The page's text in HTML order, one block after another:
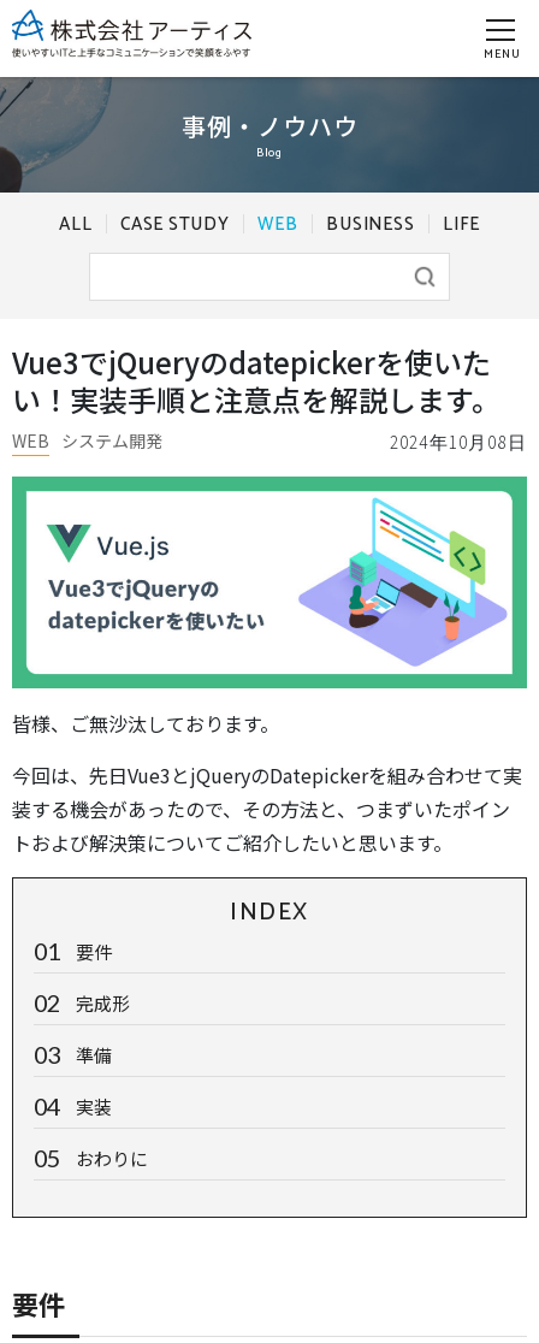
MENU
事例・ノウハウ
Blog
ALL CASE STUDY WEB BUSINESS LIFE
Vue3でjQueryのdatepickerを使いた
い！実装手順と注意点を解説します。
2024年10月08日
WEB システム開発
皆様、ご無沙汰しております。
今回は、先日Vue3とjQueryのDatepickerを組み合わせて実
装する機会があったので、その方法と、つまずいたポイン
トおよび解決策についてご紹介したいと思います。
INDEX
要件
完成形
準備
実装
おわりに
要件